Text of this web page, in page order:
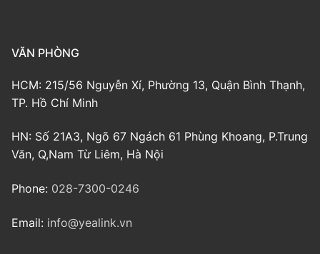
VĂN PHÒNG
HCM: 215/56 Nguyễn Xí, Phường 13, Quận Bình Thạnh,
TP. Hồ Chí Minh
HN: Số 21A3, Ngõ 67 Ngách 61 Phùng Khoang, P.Trung
Văn, Q,Nam Từ Liêm, Hà Nội
Phone: 028-7300-0246
Email: info@yealink.vn